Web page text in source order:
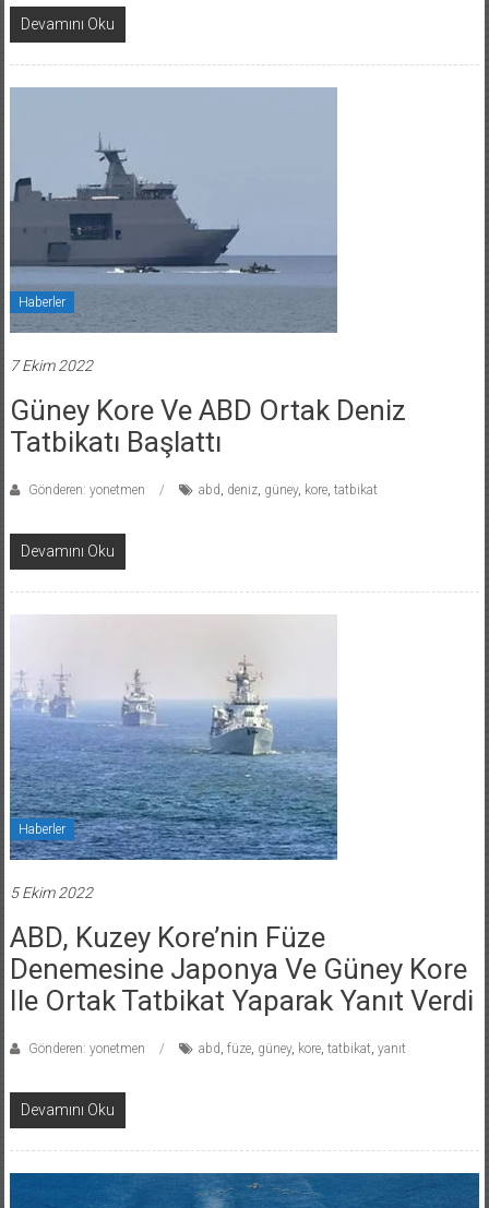
Devamını Oku
Haberler
7 Ekim 2022
Güney Kore Ve ABD Ortak Deniz
Tatbikatı Başlattı
Gönderen: yonetmen abd deniz, güney, kore, tatbikat
Devamını Oku
Haberler
5 Ekim 2022
ABD, Kuzey Kore’nin Füze
Denemesine Japonya Ve Güney Kore
Ile Ortak Tatbikat Yaparak Yanıt Verdi
Gönderen: yonetmen abd füze, güney, kore, tatbikat yanıt
Devamını Oku